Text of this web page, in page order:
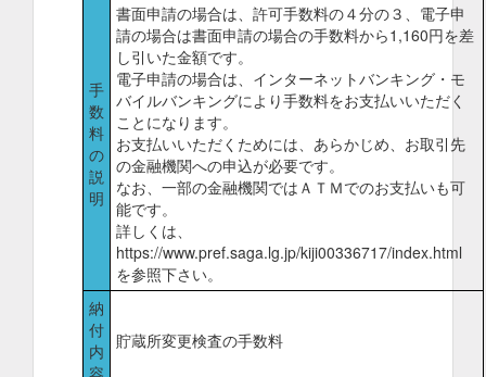
手
数
料
の
説
明
書面申請の場合は、許可手数料の４分の３、電子申
請の場合は書面申請の場合の手数料から1,160円を差
し引いた金額です。
電子申請の場合は、インターネットバンキング・モ
バイルバンキングにより手数料をお支払いいただく
ことになります。
お支払いいただくためには、あらかじめ、お取引先
の金融機関への申込が必要です。
なお、一部の金融機関ではＡＴＭでのお支払いも可
能です。
詳しくは、
https://www.pref.saga.lg.jp/kiji00336717/index.html
を参照下さい。
納
付
内
容
貯蔵所変更検査の手数料